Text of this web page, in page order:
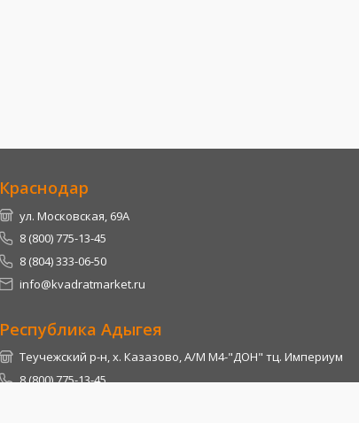
Краснодар
ул. Московская, 69А
8 (800) 775-13-45
8 (804) 333-06-50
info@kvadratmarket.ru
Республика Адыгея
Теучежский р-н, х. Казазово, А/М М4-"ДОН" тц. Империум
8 (800) 775-13-45